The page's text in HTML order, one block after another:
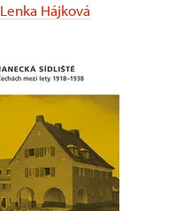
Lenka Hájková